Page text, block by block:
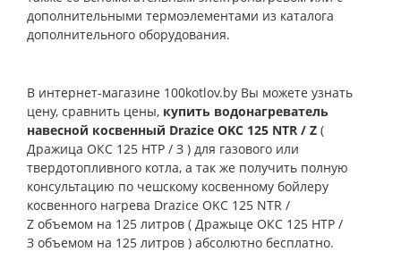
дополнительными термоэлементами из каталога
дополнительного оборудования.
В интернет-магазине 100kotlov.by Вы можете узнать
цену, сравнить цены, купить водонагреватель
навесной косвенный Drazice OKC 125 NTR / Z (
Дражица ОКС 125 НТР / З ) для газового или
твердотопливного котла, а так же получить полную
консультацию по чешскому косвенному бойлеру
косвенного нагрева Drazice OKC 125 NTR /
Z объемом на 125 литров ( Дражыце ОКС 125 НТР /
З объемом на 125 литров ) абсолютно бесплатно.